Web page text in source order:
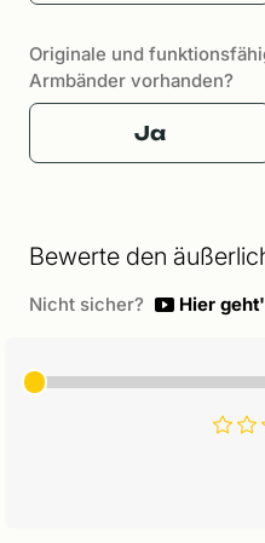
Originale und
Armbänder vorhanden?
Ja
Bewerte den
Nicht sicher? Hier